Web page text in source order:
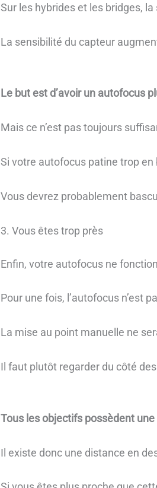
Sur les hybrides et les bridges,
La sensibilité du capteur
Le but est d’avoir un autofocus
Mais ce n’est pas toujours
Si votre autofocus patine trop
Vous devrez probablement
3. Vous êtes trop près
Enfin, votre autofocus ne
Pour une fois, l’autofocus n’est
La mise au point manuelle ne
Il faut plutôt regarder du côté des
Tous les objectifs possèdent
Il existe donc une distance en